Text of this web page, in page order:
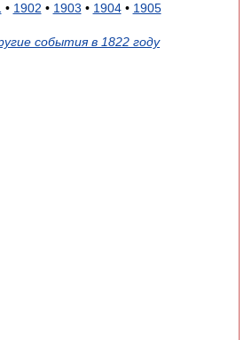
• 1902 • 1903 • 1904• 1905
события в 1822 году